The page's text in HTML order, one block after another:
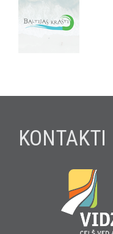
KONTAKTI